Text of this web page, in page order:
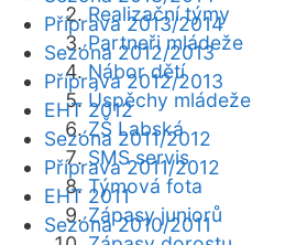
Realizační týmy
Partneři mládeže
Nábor dětí
Úspěchy mládeže
ZŠ Labská
SMS servis
Týmová fota
Zápasy juniorů
Příprava 2013/2014
Sezóna 2012/2013
Příprava 2012/2013
EHT 2012
Sezóna 2011/2012
Příprava 2011/2012
EHT 2011
Sezóna 2010/2011